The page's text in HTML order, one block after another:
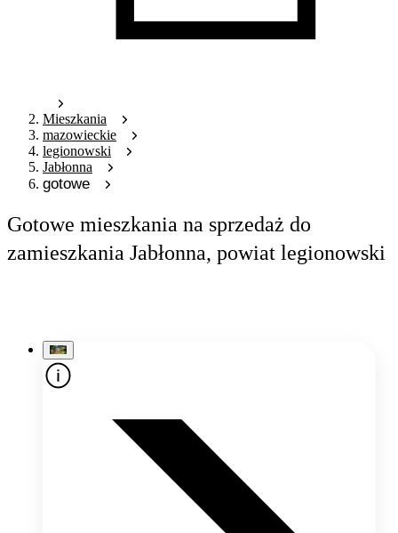
Mieszkania
mazowieckie
legionowski
Jabłonna
gotowe
Gotowe mieszkania na sprzedaż do
zamieszkania Jabłonna, powiat legionowski